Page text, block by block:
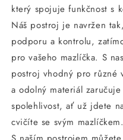
který spojuje funkčnost s
Náš postroj je navržen
podporu a kontrolu,
pro vašeho mazlíčka. S
postroj vhodný pro různé
a odolný materiál
spolehlivost, ať už jdete
cvičíte se svým mazlíčkem.